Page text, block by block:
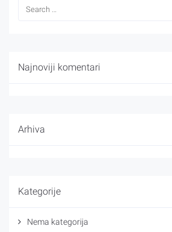
Najnoviji komentari
Arhiva
Kategorije
Nema kategorija